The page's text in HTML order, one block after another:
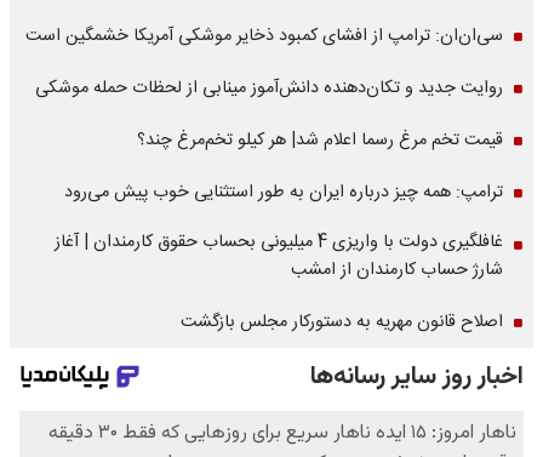
سی‌ان‌ان: ترامپ از افشای کمبود ذخایر موشکی آمریکا خشمگین است
روایت جدید و تکان‌دهنده دانش‌آموز مینابی از لحظات حمله موشکی
قیمت تخم مرغ رسما اعلام شد| هر کیلو تخم‌مرغ چند؟
ترامپ: همه چیز درباره ایران به طور استثنایی خوب پیش می‌رود
غافلگیری دولت با واریزی 4 میلیونی بحساب حقوق کارمندان | آغاز
شارژ حساب کارمندان از امشب
اصلاح قانون مهریه به دستورکار مجلس بازگشت